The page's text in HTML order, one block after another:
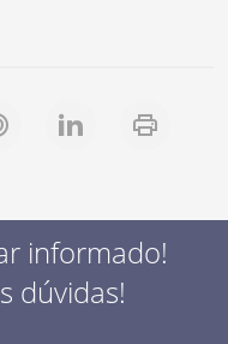
informado!
dúvidas!